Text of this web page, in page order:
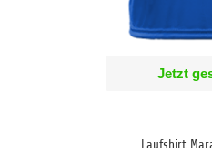
Jetzt
Laufshirt